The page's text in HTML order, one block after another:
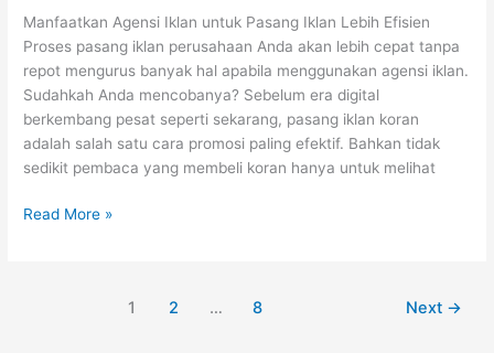
Manfaatkan Agensi Iklan untuk Pasang Iklan Lebih Efisien
Proses pasang iklan perusahaan Anda akan lebih cepat tanpa
repot mengurus banyak hal apabila menggunakan agensi iklan.
Sudahkah Anda mencobanya? Sebelum era digital
berkembang pesat seperti sekarang, pasang iklan koran
adalah salah satu cara promosi paling efektif. Bahkan tidak
sedikit pembaca yang membeli koran hanya untuk melihat
Iklan
Lebih
Efisien
Read More »
1 2 … 8 Next →